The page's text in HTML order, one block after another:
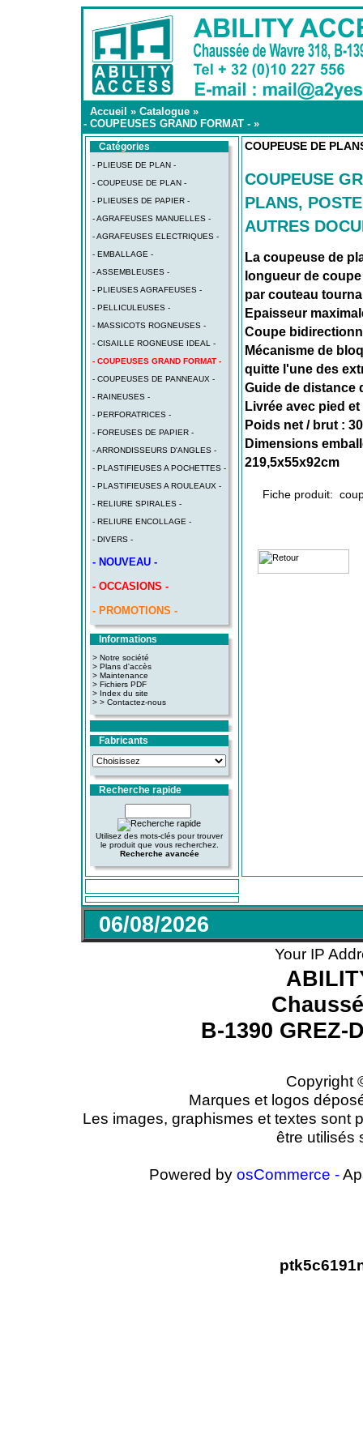
Accueil » Catalogue »
- COUPEUSES GRAND FORMAT - »
Catégories
- PLIEUSE DE PLAN -
- COUPEUSE DE PLAN -
- PLIEUSES DE PAPIER -
- AGRAFEUSES MANUELLES -
- AGRAFEUSES ELECTRIQUES -
- EMBALLAGE -
- ASSEMBLEUSES -
- PLIEUSES AGRAFEUSES -
- PELLICULEUSES -
- MASSICOTS ROGNEUSES -
- CISAILLE ROGNEUSE IDEAL -
- COUPEUSES GRAND FORMAT -
- COUPEUSES DE PANNEAUX -
- RAINEUSES -
- PERFORATRICES -
- FOREUSES DE PAPIER -
- ARRONDISSEURS D'ANGLES -
- PLASTIFIEUSES A POCHETTES -
- PLASTIFIEUSES A ROULEAUX -
- RELIURE SPIRALES -
- RELIURE ENCOLLAGE -
- DIVERS -
- NOUVEAU -
- OCCASIONS -
- PROMOTIONS -
Informations
> Notre société
> Plans d'accès
> Maintenance
> Fichiers PDF
> Index du site
> > Contactez-nous
Fabricants
Recherche rapide
Utilisez des mots-clés pour trouver
le produit que vous recherchez.
Recherche avancée
COUPEUSE DE
COUPEUSE
PLANS,
AUTRES
La coupeuse de
longueur de
par couteau
Epaisseur
Coupe
Mécanisme de
quitte l'une des
Guide de distance
Livrée avec pied
Poids net / brut :
Dimensions
219,5x55x92cm
Fiche produit:
06/08/2026
Your IP
B-1390
Copyright
Marques et logos
Les images, graphismes et textes sont
être utilisés
Powered by osCommerce -